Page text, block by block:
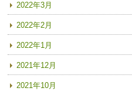
2022年3月
2022年2月
2022年1月
2021年12月
2021年10月